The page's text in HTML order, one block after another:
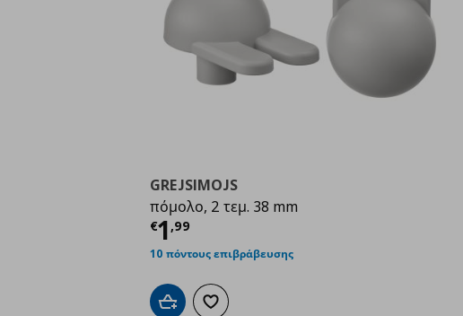
GREJSIMOJS
πόμολο, 2 τεμ. 38 mm
€1,99
Τρέχουσα τιμή
10 πόντους επιβράβευσης
Προσθήκη στο καλάθι
Προσθήκη στα αγαπημένα